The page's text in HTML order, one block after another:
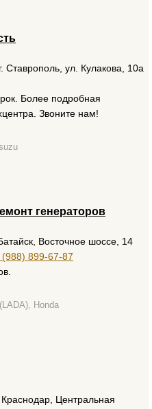
Ставрополь, ул. Кулакова, 10а
Более подробная
Звоните нам!
генераторов
Восточное шоссе, 14
(988) 899-67-87
Honda
Краснодар, Центральная